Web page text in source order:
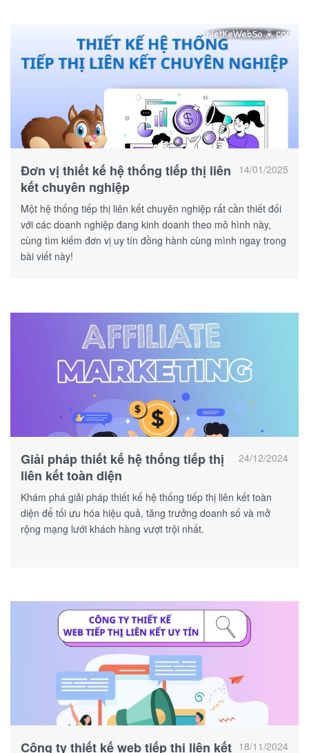
14/01/2025
Đơn vị thiết kế hệ thống tiếp thị liên
kết chuyên nghiệp
Một hệ thống tiếp thị liên kết chuyên nghiệp rất cần thiết đối
với các doanh nghiệp đang kinh doanh theo mô hình này,
cùng tìm kiếm đơn vị uy tín đồng hành cùng mình ngay trong
bài viết này!
24/12/2024
Giải pháp thiết kế hệ thống tiếp thị
liên kết toàn diện
Khám phá giải pháp thiết kế hệ thống tiếp thị liên kết toàn
diện để tối ưu hóa hiệu quả, tăng trưởng doanh số và mở
rộng mạng lưới khách hàng vượt trội nhất.
18/11/2024
Công ty thiết kế web tiếp thị liên kết